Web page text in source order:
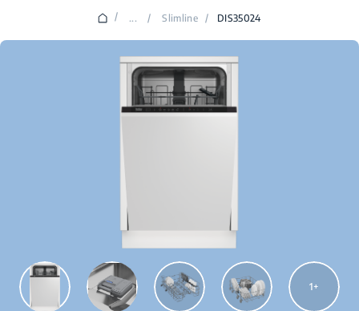
/ ... / Slimline / DIS35024
1